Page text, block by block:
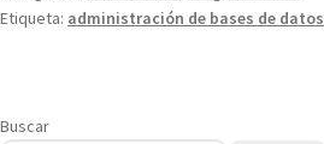
Etiqueta: administración de bases de datos
Buscar